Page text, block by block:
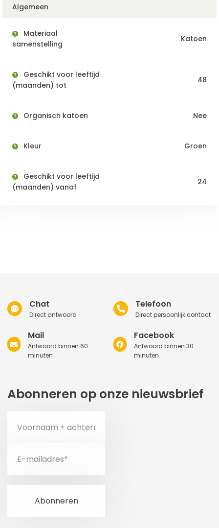
Algemeen
Materiaal
samenstelling
Katoen
Geschikt voor leeftijd
(maanden) tot
48
Organisch katoen Nee
Kleur Groen
Geschikt voor leeftijd
(maanden) vanaf
24
Chat
Direct antwoord
Telefoon
Direct persoonlijk contact
Mail
Antwoord binnen 60
minuten
Facebook
Antwoord binnen 30
minuten
Abonneren op onze nieuwsbrief